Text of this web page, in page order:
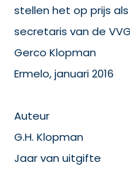
stellen het op prijs
secretaris van de
Gerco Klopman
Ermelo, januari 2016
Auteur
G.H. Klopman
Jaar van uitgifte